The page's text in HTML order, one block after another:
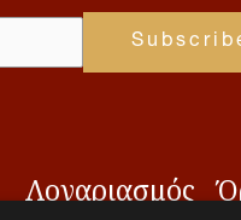
Λογαριασμός